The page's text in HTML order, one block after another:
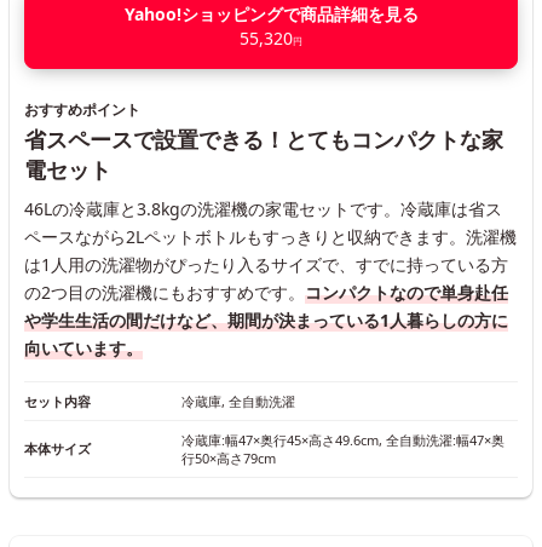
Yahoo!ショッピングで商品詳細を見る
55,320円
おすすめポイント
省スペースで設置できる！とてもコンパクトな家
電セット
46Lの冷蔵庫と3.8kgの洗濯機の家電セットです。冷蔵庫は省ス
ペースながら2Lペットボトルもすっきりと収納できます。洗濯機
は1人用の洗濯物がぴったり入るサイズで、すでに持っている方
の2つ目の洗濯機にもおすすめです。 コンパクトなので単身赴任
や学生生活の間だけなど、期間が決まっている1人暮らしの方に
向いています。
セット内容 冷蔵庫, 全自動洗濯
本体サイズ
冷蔵庫:幅47×奥行45×高さ49.6cm, 全自動洗濯:幅47×奥
行50×高さ79cm